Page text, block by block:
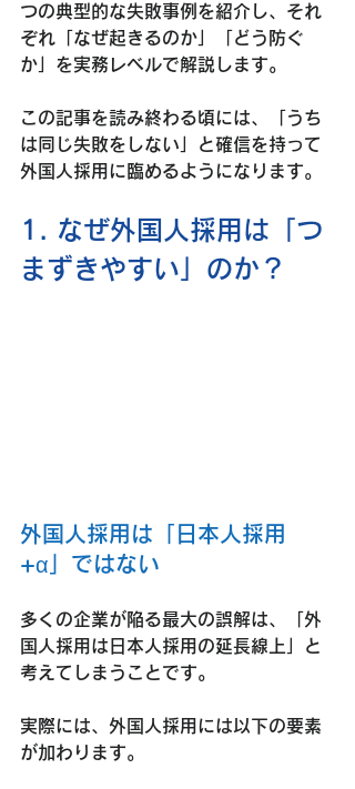
つの典型的な失敗事例を紹介し、それ
ぞれ「なぜ起きるのか」「どう防ぐ
か」を実務レベルで解説します。
この記事を読み終わる頃には、「うち
は同じ失敗をしない」と確信を持って
外国人採用に臨めるようになります。
1. なぜ外国人採用は「つ
まずきやすい」のか？
外国人採用は「日本人採用
+α」ではない
多くの企業が陥る最大の誤解は、「外
国人採用は日本人採用の延長線上」と
考えてしまうことです。
実際には、外国人採用には以下の要素
が加わります。